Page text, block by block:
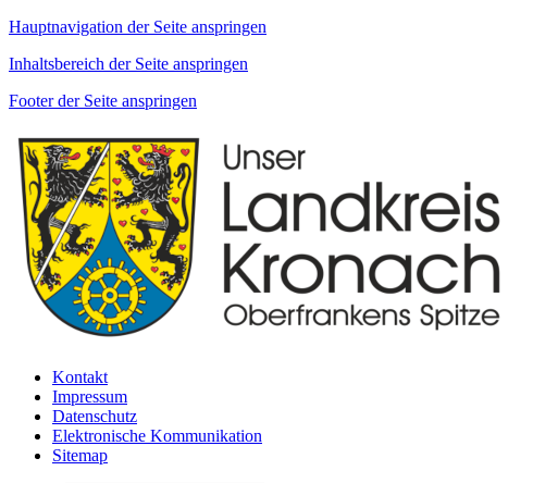
Hauptnavigation der Seite anspringen
Inhaltsbereich der Seite anspringen
Footer der Seite anspringen
Kontakt
Impressum
Datenschutz
Elektronische Kommunikation
Sitemap